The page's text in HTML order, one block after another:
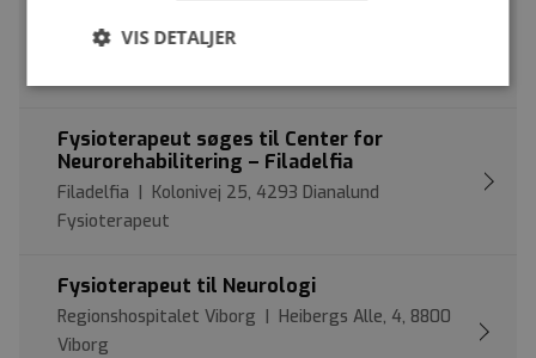
Socialområdet | Søndergade 21, 8783 Hornsyld
Fysioterapeut søges til Center for
Neurorehabilitering – Filadelfia
Filadelfia | Kolonivej 25, 4293 Dianalund
Fysioterapeut
Fysioterapeut til Neurologi
Regionshospitalet Viborg | Heibergs Alle, 4, 8800
Viborg
VIS DETALJER